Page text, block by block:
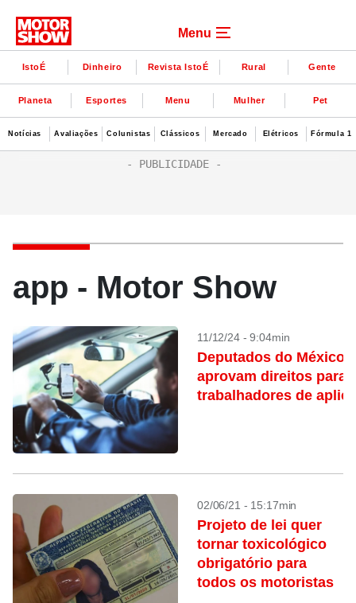
Menu
IstoÉ Dinheiro Revista IstoÉ Rural Gente
Planeta Esportes Menu Mulher Pet
Notícias Avaliações Colunistas Clássicos Mercado Elétricos Fórmula 1
app - Motor Show
11/12/24 - 9:04min
Deputados do México
aprovam direitos para
trabalhadores de
02/06/21 - 15:17min
Projeto de lei quer
tornar toxicológico
obrigatório para
todos os motoristas